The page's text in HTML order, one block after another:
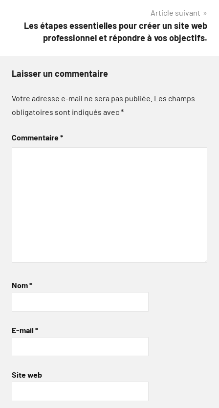
Article suivant
Les étapes essentielles pour créer un site web
professionnel et répondre à vos objectifs.
Laisser un commentaire
Votre adresse e-mail ne sera pas publiée. Les champs
obligatoires sont indiqués avec*
Commentaire*
Nom*
E-mail *
Site web